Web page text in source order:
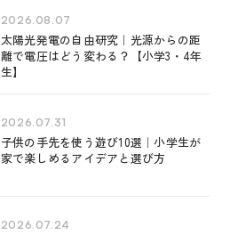
2026.08.07
太陽光発電の自由研究｜光源からの距
離で電圧はどう変わる？【小学3・4年
生】
2026.07.31
子供の手先を使う遊び10選｜小学生が
家で楽しめるアイデアと選び方
2026.07.24